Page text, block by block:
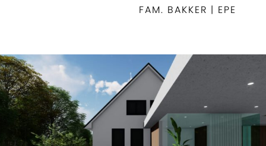
FAM. BAKKER | EPE